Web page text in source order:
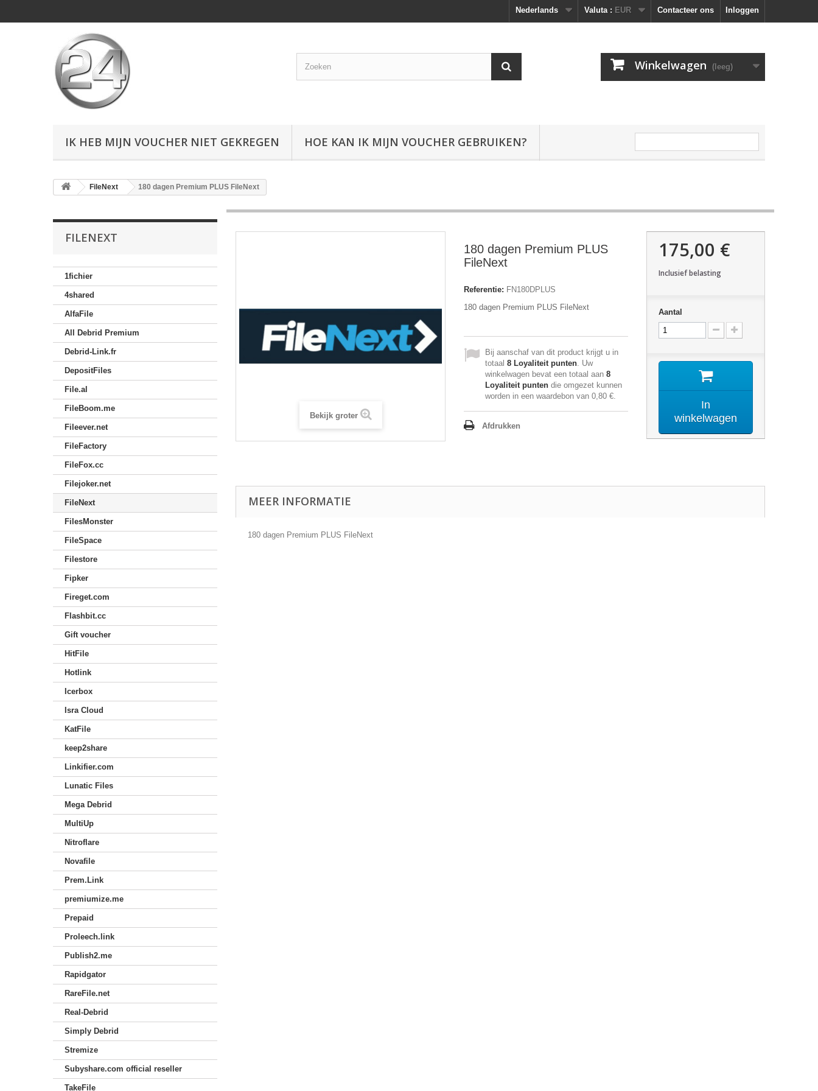
Inloggen
Contacteer ons
Valuta : EUR
Nederlands
Winkelwagen (leeg)
IK HEB MIJN VOUCHER NIET GEKREGEN HOE KAN IK MIJN VOUCHER GEBRUIKEN?
FileNext 180 dagen Premium PLUS FileNext
FILENEXT
1fichier
4shared
AlfaFile
All Debrid Premium
Debrid-Link.fr
DepositFiles
File.al
FileBoom.me
Fileever.net
FileFactory
FileFox.cc
Filejoker.net
FileNext
FilesMonster
FileSpace
Filestore
Fipker
Fireget.com
Flashbit.cc
Gift voucher
HitFile
Hotlink
Icerbox
Isra Cloud
KatFile
keep2share
Linkifier.com
Lunatic Files
Mega Debrid
MultiUp
Nitroflare
Novafile
Prem.Link
premiumize.me
Prepaid
Proleech.link
Publish2.me
Rapidgator
RareFile.net
Real-Debrid
Simply Debrid
Stremize
Subyshare.com official reseller
TakeFile
Bekijk groter
180 dagen Premium PLUS
FileNext
Referentie: FN180DPLUS
180 dagen Premium PLUS FileNext
Bij aanschaf van dit product krijgt u in
totaal 8 Loyaliteit punten. Uw
winkelwagen bevat een totaal aan 8
Loyaliteit punten die omgezet kunnen
worden in een waardebon van 0,80 €.
Afdrukken
175,00 €
Inclusief belasting
Aantal
In
winkelwagen
MEER INFORMATIE
180 dagen Premium PLUS FileNext